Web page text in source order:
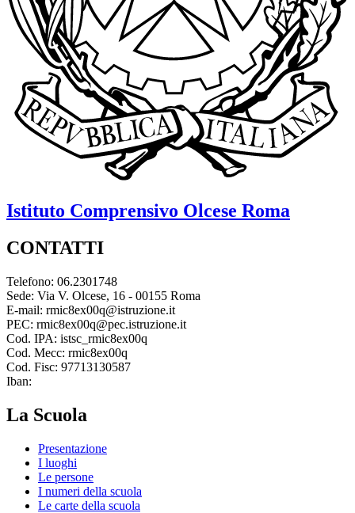
Istituto Comprensivo Olcese Roma
CONTATTI
Telefono: 06.2301748
Sede: Via V. Olcese, 16 - 00155 Roma
E-mail: rmic8ex00q@istruzione.it
PEC: rmic8ex00q@pec.istruzione.it
Cod. IPA: istsc_rmic8ex00q
Cod. Mecc: rmic8ex00q
Cod. Fisc: 97713130587
Iban:
La Scuola
Presentazione
I luoghi
Le persone
I numeri della scuola
Le carte della scuola